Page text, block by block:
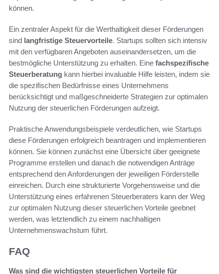
können.
Ein zentraler Aspekt für die Werthaltigkeit dieser Förderungen
sind langfristige Steuervorteile. Startups sollten sich intensiv
mit den verfügbaren Angeboten auseinandersetzen, um die
bestmögliche Unterstützung zu erhalten. Eine fachspezifische
Steuerberatung kann hierbei invaluable Hilfe leisten, indem sie
die spezifischen Bedürfnisse eines Unternehmens
berücksichtigt und maßgeschneiderte Strategien zur optimalen
Nutzung der steuerlichen Förderungen aufzeigt.
Praktische Anwendungsbeispiele verdeutlichen, wie Startups
diese Förderungen erfolgreich beantragen und implementieren
können. Sie können zunächst eine Übersicht über geeignete
Programme erstellen und danach die notwendigen Anträge
entsprechend den Anforderungen der jeweiligen Förderstelle
einreichen. Durch eine strukturierte Vorgehensweise und die
Unterstützung eines erfahrenen Steuerberaters kann der Weg
zur optimalen Nutzung dieser steuerlichen Vorteile geebnet
werden, was letztendlich zu einem nachhaltigen
Unternehmenswachstum führt.
FAQ
Was sind die wichtigsten steuerlichen Vorteile für